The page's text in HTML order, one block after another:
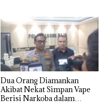
Dua Orang Diamankan
Akibat Nekat Simpan Vape
Berisi Narkoba dalam